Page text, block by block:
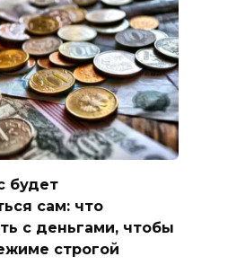
будет
сам: что
с деньгами, чтобы
строгой